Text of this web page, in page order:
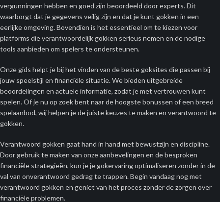
vergunningen hebben en goed zijn beoordeeld door experts. Dit
waarborgt dat je gegevens veilig zijn en dat je kunt gokken in een
eerlijke omgeving. Bovendien is het essentieel om te kiezen voor
platforms die verantwoordelijk gokken serieus nemen en de nodige
tools aanbieden om spelers te ondersteunen.
Onze gids helpt je bij het vinden van de beste goksites die passen bij
jouw speelstijl en financiële situatie. We bieden uitgebreide
beoordelingen en actuele informatie, zodat je met vertrouwen kunt
spelen. Of je nu op zoek bent naar de hoogste bonussen of een breed
spelaanbod, wij helpen je de juiste keuzes te maken en verantwoord te
gokken.
Verantwoord gokken gaat hand in hand met bewustzijn en discipline.
Door gebruik te maken van onze aanbevelingen en de besproken
financiële strategieën, kun je je gokervaring optimaliseren zonder in de
val van onverantwoord gedrag te trappen. Begin vandaag nog met
verantwoord gokken en geniet van het proces zonder de zorgen over
financiële problemen.